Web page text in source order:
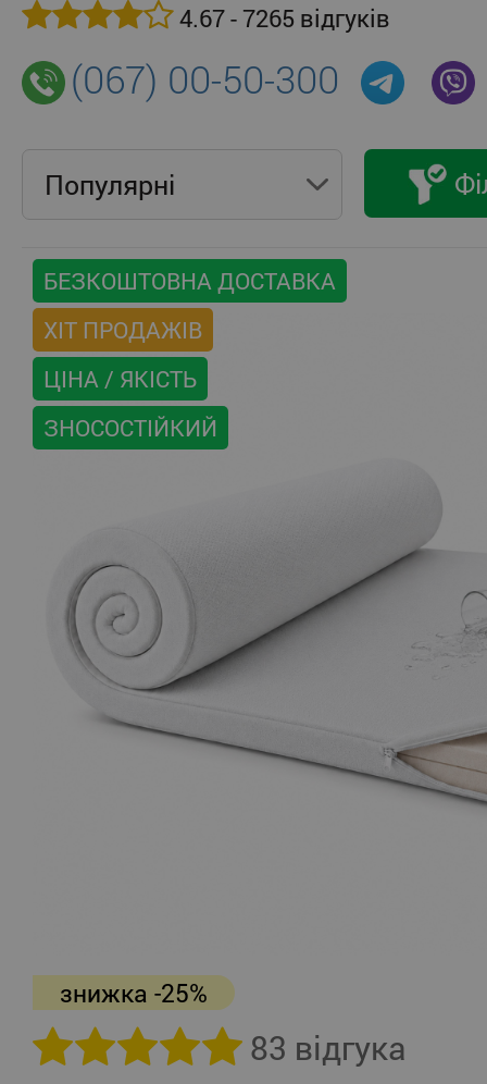
4.67 - 7265 відгуків
(067) 00-50-300
Популярнi
БЕЗКОШТОВНА ДОСТАВКА
ХІТ ПРОДАЖІВ
ЦІНА / ЯКІСТЬ
ЗНОСОСТІЙКИЙ
знижка -25%
83 відгука